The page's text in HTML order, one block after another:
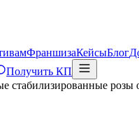
ФраншизаКейсыБлог
Получить КП
стабилизированные розы